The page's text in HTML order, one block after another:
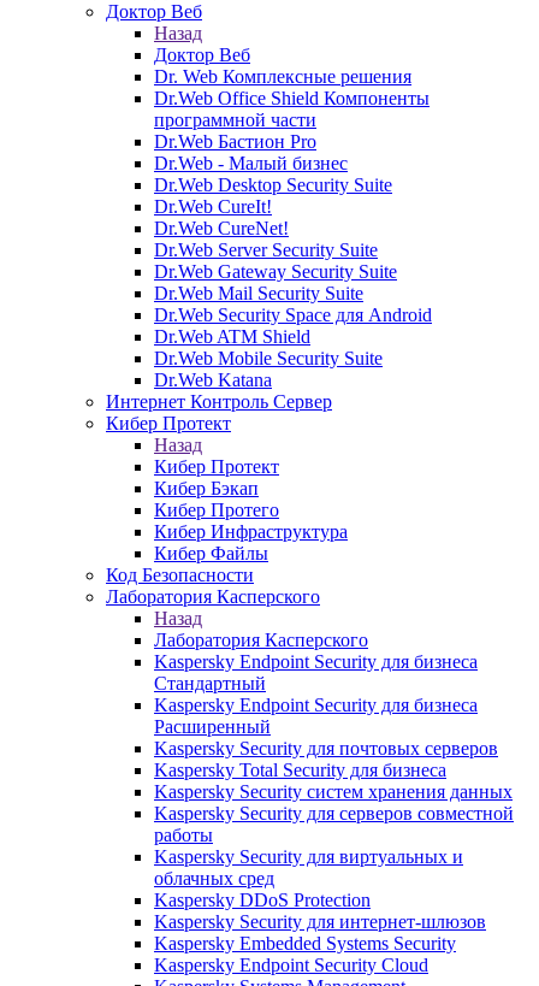
Доктор Веб
Назад
Доктор Веб
Dr. Web Комплексные решения
Dr.Web Office Shield Компоненты
программной части
Dr.Web Бастион Pro
Dr.Web - Малый бизнес
Dr.Web Desktop Security Suite
Dr.Web CureIt!
Dr.Web CureNet!
Dr.Web Server Security Suite
Dr.Web Gateway Security Suite
Dr.Web Mail Security Suite
Dr.Web Security Space для Android
Dr.Web ATM Shield
Dr.Web Mobile Security Suite
Dr.Web Katana
Интернет Контроль Сервер
Кибер Протект
Назад
Кибер Протект
Кибер Бэкап
Кибер Протего
Кибер Инфраструктура
Кибер Файлы
Код Безопасности
Лаборатория Касперского
Назад
Лаборатория Касперского
Kaspersky Endpoint Security для бизнеса
Стандартный
Kaspersky Endpoint Security для бизнеса
Расширенный
Kaspersky Security для почтовых серверов
Kaspersky Total Security для бизнеса
Kaspersky Security систем хранения данных
Kaspersky Security для серверов совместной
работы
Kaspersky Security для виртуальных и
облачных сред
Kaspersky DDoS Protection
Kaspersky Security для интернет-шлюзов
Kaspersky Embedded Systems Security
Kaspersky Endpoint Security Cloud